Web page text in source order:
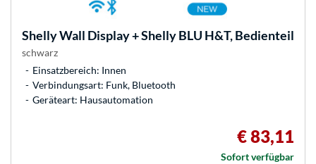
ShellyWall Display + Shelly BLU H&T, Bedienteil
schwarz
Einsatzbereich: Innen
Verbindungsart: Funk, Bluetooth
Geräteart: Hausautomation
€ 83,11
Sofort verfügbar